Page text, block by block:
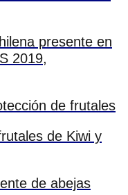
presente en
2019,
de frutales
de Kiwi y
de abejas